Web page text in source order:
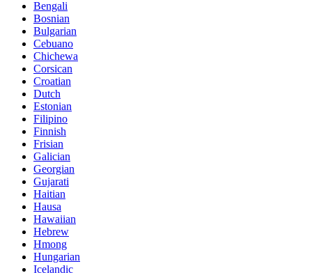
Bengali
Bosnian
Bulgarian
Cebuano
Chichewa
Corsican
Croatian
Dutch
Estonian
Filipino
Finnish
Frisian
Galician
Georgian
Gujarati
Haitian
Hausa
Hawaiian
Hebrew
Hmong
Hungarian
Icelandic